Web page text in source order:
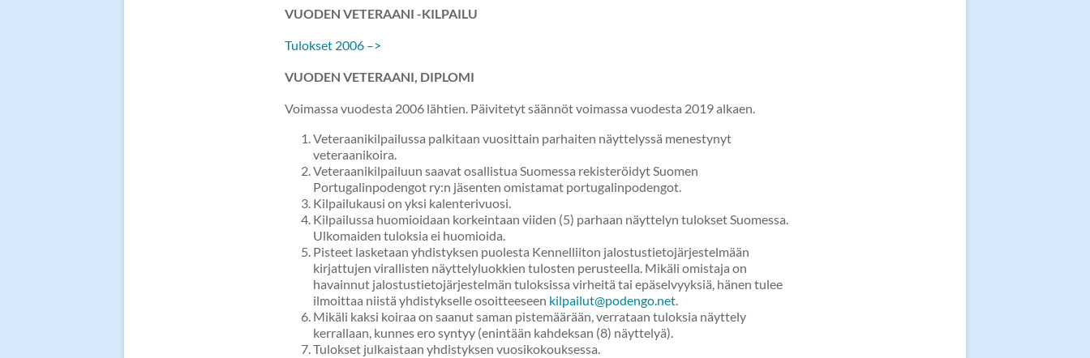
VUODEN VETERAANI -KILPAILU
Tulokset 2006 –>
VUODEN VETERAANI, DIPLOMI
Voimassa vuodesta 2006 lähtien. Päivitetyt säännöt voimassa vuodesta 2019 alkaen.
Veteraanikilpailussa palkitaan vuosittain parhaiten näyttelyssä menestynyt
veteraanikoira.
Veteraanikilpailuun saavat osallistua Suomessa rekisteröidyt Suomen
Portugalinpodengot ry:n jäsenten omistamat portugalinpodengot.
Kilpailukausi on yksi kalenterivuosi.
Kilpailussa huomioidaan korkeintaan viiden (5) parhaan näyttelyn tulokset Suomessa.
Ulkomaiden tuloksia ei huomioida.
Pisteet lasketaan yhdistyksen puolesta Kennelliiton jalostustietojärjestelmään
kirjattujen virallisten näyttelyluokkien tulosten perusteella. Mikäli omistaja on
havainnut jalostustietojärjestelmän tuloksissa virheitä tai epäselvyyksiä, hänen tulee
ilmoittaa niistä yhdistykselle osoitteeseen kilpailut@podengo.net.
Mikäli kaksi koiraa on saanut saman pistemäärään, verrataan tuloksia näyttely
kerrallaan, kunnes ero syntyy (enintään kahdeksan (8) näyttelyä).
Tulokset julkaistaan yhdistyksen vuosikokouksessa.